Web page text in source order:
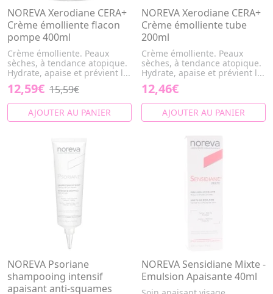
NOREVA Xerodiane CERA+
Crème émolliente flacon
pompe 400ml
Crème émolliente. Peaux
sèches, à tendance atopique.
Hydrate, apaise et prévient l...
12,59€ 15,59€
AJOUTER AU PANIER
NOREVA Xerodiane CERA+
Crème émolliente tube
200ml
Crème émolliente. Peaux
sèches, à tendance atopique.
Hydrate, apaise et prévient l...
12,46€
AJOUTER AU PANIER
NOREVA Psoriane
shampooing intensif
apaisant anti-squames
NOREVA Sensidiane Mixte -
Emulsion Apaisante 40ml